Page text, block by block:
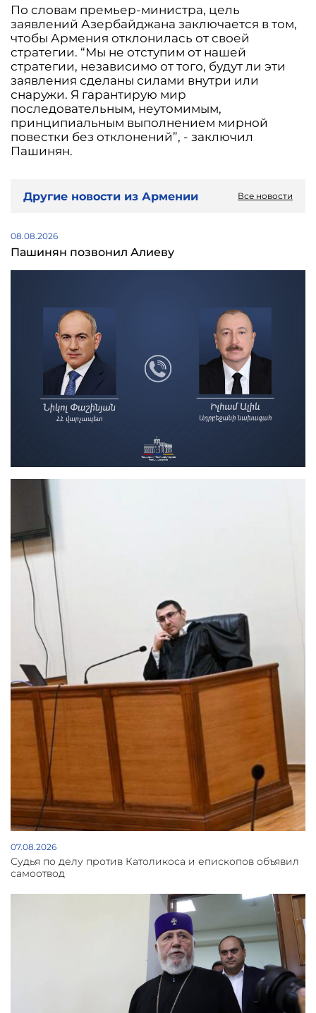
По словам премьер-министра, цель
заявлений Азербайджана заключается в том,
чтобы Армения отклонилась от своей
стратегии. “Мы не отступим от нашей
стратегии, независимо от того, будут ли эти
заявления сделаны силами внутри или
снаружи. Я гарантирую мир
последовательным, неутомимым,
принципиальным выполнением мирной
повестки без отклонений”, - заключил
Пашинян.
Другие новости из Армении Все новости
08.08.2026
Пашинян позвонил Алиеву
07.08.2026
Судья по делу против Католикоса и епископов объявил
самоотвод